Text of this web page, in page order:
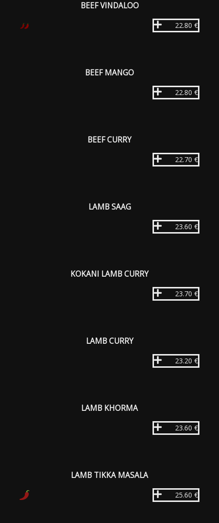
BEEF VINDALOO
22.80 €
BEEF MANGO
22.80 €
BEEF CURRY
22.70 €
LAMB SAAG
23.60 €
KOKANI LAMB CURRY
23.70 €
LAMB CURRY
23.20 €
LAMB KHORMA
23.60 €
LAMB TIKKA MASALA
25.60 €